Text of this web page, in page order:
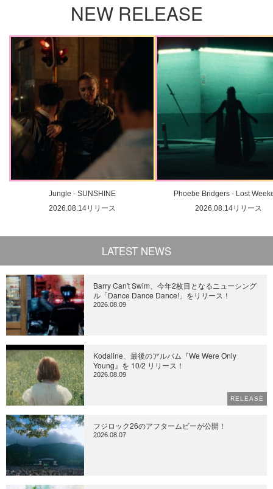
NEW RELEASE
Jungle - SUNSHINE
2026.08.14リリース
Phoebe Bridgers - Lost
2026.08.14リリース
LATEST NEWS
Barry Can't Swim、今年2枚目となるニューシング
ル「Dance Dance Dance!」をリリース！
2026.08.09
Kodaline、最後のアルバム『We Were Only
Young』を 10/2 リリース！
2026.08.09
RELEASE
フジロック26のアフタームビーが公開！
2026.08.07